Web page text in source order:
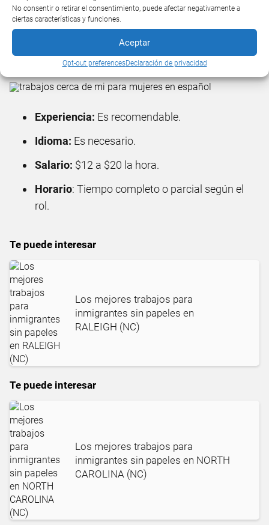
No consentir o retirar el consentimiento, puede afectar negativamente a
ciertas características y funciones.
Aceptar
Opt-out preferencesDeclaración de privacidad
que quiere decir que vivirías en la casa de tu
empleador y tendrías un horario a jornada completa,
lo cual es una excelente oportunidad si no tienes aún
un domicilio en Charlotte.
Experiencia: Es recomendable.
Idioma: Es necesario.
Salario: $12 a $20 la hora.
Horario: Tiempo completo o parcial según el
rol.
Te puede interesar
Los mejores trabajos para
inmigrantes sin papeles en
RALEIGH (NC)
Te puede interesar
Los mejores trabajos para
inmigrantes sin papeles en NORTH
CAROLINA (NC)